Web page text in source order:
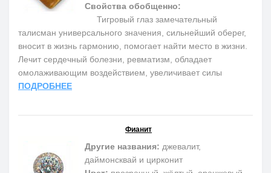
Свойства обобщенно:
Тигровый глаз замечательный
талисман универсального значения, сильнейший оберег,
вносит в жизнь гармонию, помогает найти место в жизни.
Лечит сердечный болезни, ревматизм, обладает
омолаживающим воздействием, увеличивает силы
ПОДРОБНЕЕ
Фианит
Другие названия: джевалит,
даймонсквай и цирконит